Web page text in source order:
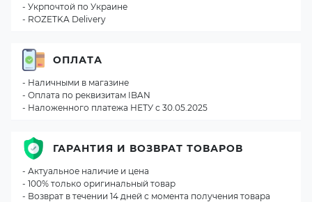
- Укрпочтой по Украине
- ROZETKA Delivery
ОПЛАТА
- Наличными в магазине
- Оплата по реквизитам IBAN
- Наложенного платежа НЕТУ с 30.05.2025
ГАРАНТИЯ И ВОЗВРАТ ТОВАРОВ
- Актуальное наличие и цена
- 100% только оригинальный товар
- Возврат в течении 14 дней с момента получения товара